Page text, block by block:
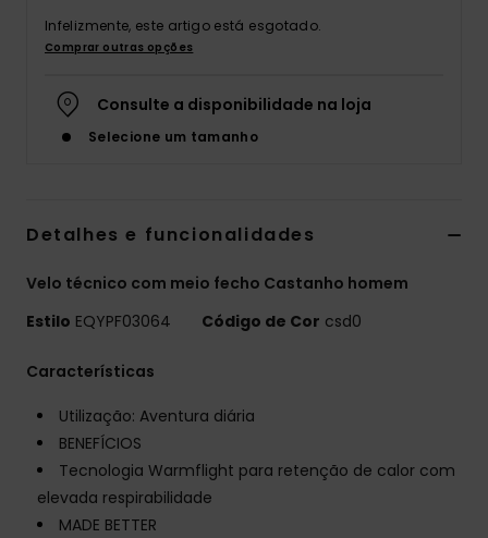
Infelizmente, este artigo está esgotado.
Comprar outras opções
Consulte a disponibilidade na loja
Selecione um tamanho
Detalhes e funcionalidades
Velo técnico com meio fecho Castanho homem
Estilo EQYPF03064 Código de Cor csd0
Características
Utilização: Aventura diária
BENEFÍCIOS
Tecnologia Warmflight para retenção de calor com
elevada respirabilidade
MADE BETTER